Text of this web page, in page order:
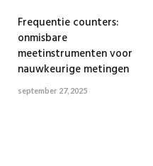
Frequentie counters:
onmisbare
meetinstrumenten voor
nauwkeurige metingen
september 27, 2025